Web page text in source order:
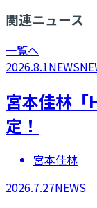
関連ニュース
一覧へ
2026.8.1NEWS
宮本佳林「
定！
宮本佳林
2026.7.27NEWS